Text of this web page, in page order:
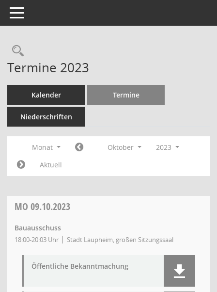
Toggle navigation
Termine 2023
Kalender Termine
Niederschriften
Monat Oktober
2023
Aktuell
MO 09.10.2023
Bauausschuss
18:00-20:03 Uhr Stadt Laupheim, großen Sitzungssaal
Öffentliche Bekanntmachung